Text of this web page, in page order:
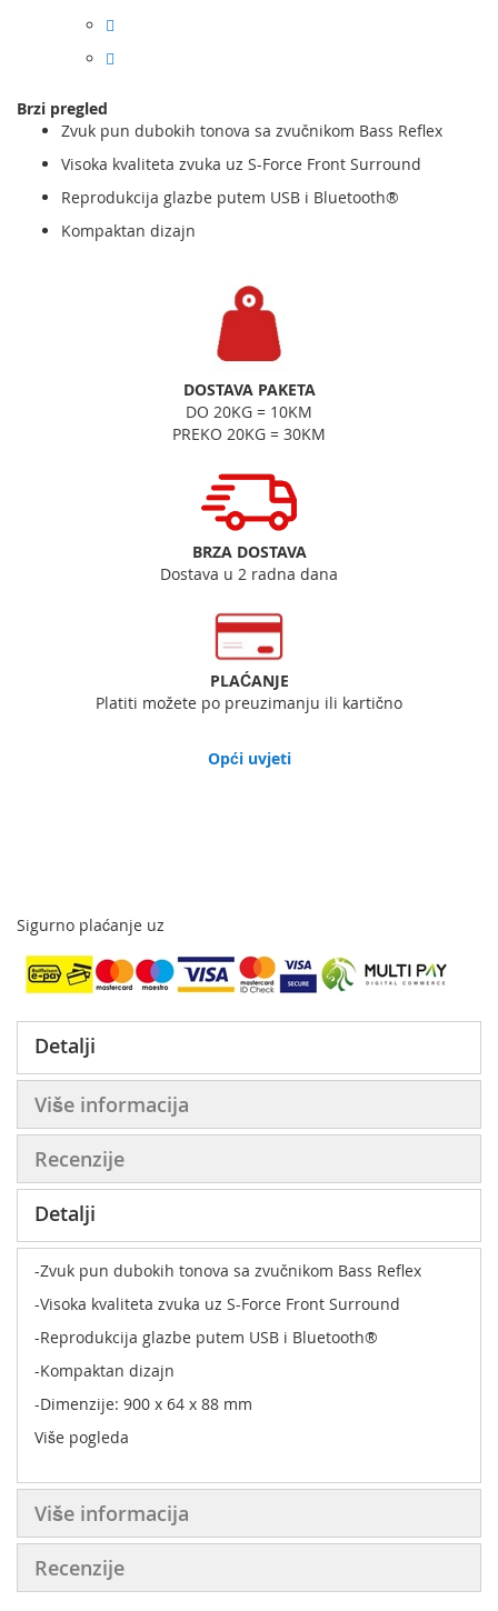
Brzi pregled
Zvuk pun dubokih tonova sa zvučnikom Bass Reflex
Visoka kvaliteta zvuka uz S-Force Front Surround
Reprodukcija glazbe putem USB i Bluetooth®
Kompaktan dizajn
DOSTAVA PAKETA
DO 20KG = 10KM
PREKO 20KG = 30KM
BRZA DOSTAVA
Dostava u 2 radna dana
PLAĆANJE
Platiti možete po preuzimanju ili kartično
Opći uvjeti
Sigurno plaćanje uz
Detalji
Više informacija
Recenzije
Detalji
-Zvuk pun dubokih tonova sa zvučnikom Bass Reflex
-Visoka kvaliteta zvuka uz S-Force Front Surround
-Reprodukcija glazbe putem USB i Bluetooth®
-Kompaktan dizajn
-Dimenzije: 900 x 64 x 88 mm
Više pogleda
Više informacija
Recenzije